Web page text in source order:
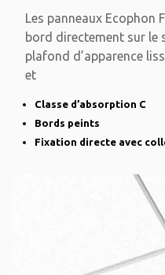
Les panneaux Ecophon
bord directement sur le
plafond d’apparence
et
Classe d’absorption C
Bords peints
Fixation directe avec